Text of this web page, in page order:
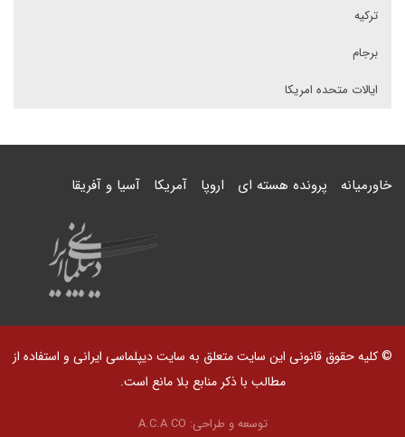
ترکیه
برجام
ایالات متحده امریکا
خاورمیانه پرونده هسته ای اروپا آمریکا آسیا و آفریقا
© کلیه حقوق قانونی این سایت متعلق به سایت دیپلماسی ایرانی و استفاده از
مطالب با ذکر منابع بلا مانع است.
توسعه و طراحی: A.C.A CO